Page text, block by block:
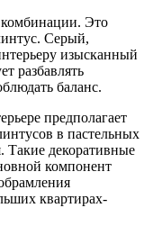
Это
Серый,
изысканный
разбавлять
баланс.
предполагает
в пастельных
Такие декоративные
компонент
квартирах-